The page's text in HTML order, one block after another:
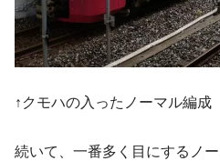
↑クモハの入ったノーマル編
続いて、一番多く目にするノ